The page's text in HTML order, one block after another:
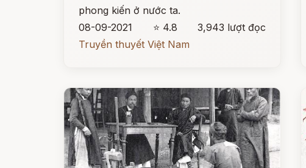
phong kiến ở nước ta.
08-09-2021
⭐ 4.8
3,943 lượt đọc
Truyền thuyết Việt Nam